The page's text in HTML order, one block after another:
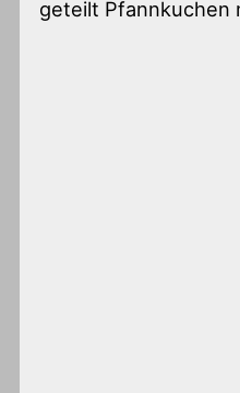
geteilt Pfannkuchen